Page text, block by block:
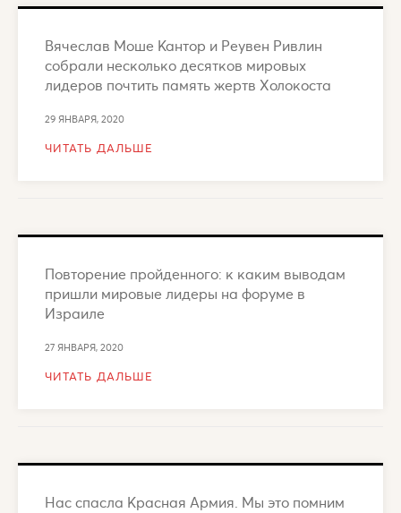
Вячеслав Моше Кантор и Реувен Ривлин
собрали несколько десятков мировых
лидеров почтить память жертв Холокоста
29 ЯНВАРЯ, 2020
ЧИТАТЬ ДАЛЬШЕ
Повторение пройденного: к каким выводам
пришли мировые лидеры на форуме в
Израиле
27 ЯНВАРЯ, 2020
ЧИТАТЬ ДАЛЬШЕ
Нас спасла Красная Армия. Мы это помним